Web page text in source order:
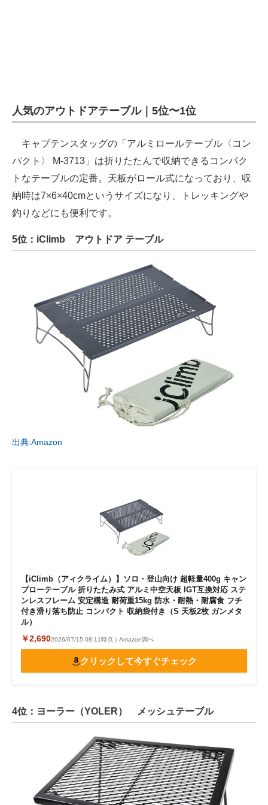
人気のアウトドアテーブル｜5位〜1位
キャプテンスタッグの「アルミロールテーブル〈コン
パクト〉 M-3713」は折りたたんで収納できるコンパク
トなテーブルの定番。天板がロール式になっており、収
納時は7×6×40cmというサイズになり、トレッキングや
釣りなどにも便利です。
5位：iClimb アウトドア テーブル
出典:Amazon
【iClimb（アィクライム）】ソロ・登山向け 超軽量400g キャン
プローテーブル 折りたたみ式 アルミ中空天板 IGT互換対応 ステ
ンレスフレーム 安定構造 耐荷重15kg 防水・耐熱・耐腐食 フチ
付き滑り落ち防止 コンパクト 収納袋付き（S 天板2枚 ガンメタ
ル）
￥2,6902026/07/15 08:11時点｜Amazon調べ
クリックして今すぐチェック
4位：ヨーラー（YOLER） メッシュテーブル